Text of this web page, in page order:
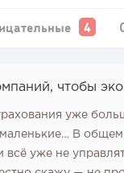
чтобы
уже
В
всё уже не